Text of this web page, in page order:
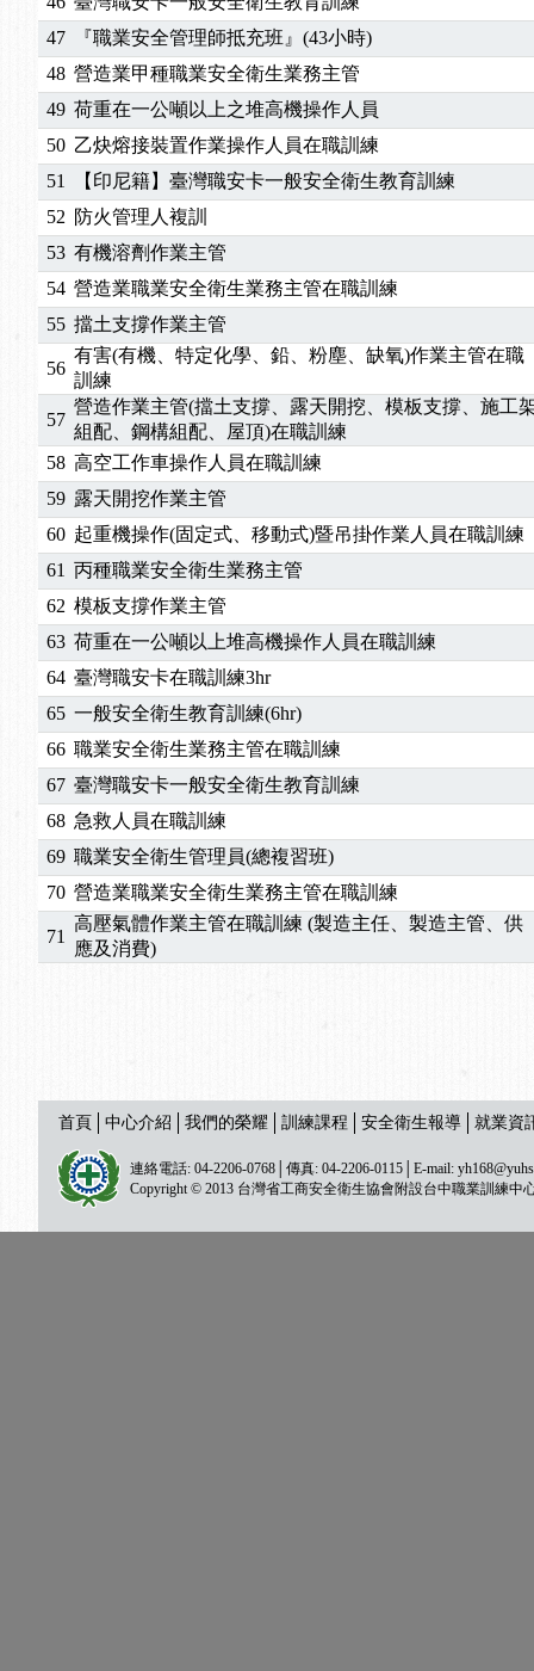
47
『職業安全管理師抵充班』(43小時)
48 營造業甲種職業安全衛生業務主管
49 荷重在一公噸以上之堆高機操作人員
50 乙炔熔接裝置作業操作人員在職訓練
51
【印尼籍】臺灣職安卡一般安全衛生教育訓練
52 防火管理人複訓
53 有機溶劑作業主管
54 營造業職業安全衛生業務主管在職訓練
55 擋土支撐作業主管
56
有害(有機、特定化學、鉛、粉塵、缺氧)作業主管在職
訓練
57
營造作業主管(擋土支撐、露天開挖、模板支撐、施工
組配、鋼構組配、屋頂)在職訓練
58 高空工作車操作人員在職訓練
59 露天開挖作業主管
60 起重機操作(固定式、移動式)暨吊掛作業人員在職訓練
61 丙種職業安全衛生業務主管
62 模板支撐作業主管
63 荷重在一公噸以上堆高機操作人員在職訓練
64 臺灣職安卡在職訓練3hr
65 一般安全衛生教育訓練(6hr)
66 職業安全衛生業務主管在職訓練
67 臺灣職安卡一般安全衛生教育訓練
68 急救人員在職訓練
69 職業安全衛生管理員(總複習班)
70 營造業職業安全衛生業務主管在職訓練
71
高壓氣體作業主管在職訓練 (製造主任、製造主管、供
應及消費)
首頁 中心介紹 我們的榮耀 訓練課程 安全衛生報導 就業資
連絡電話: 04-2206-0768│傳真: 04-2206-0115│E-mail:
Copyright © 2013 台灣省工商安全衛生協會附設台中職業訓練中